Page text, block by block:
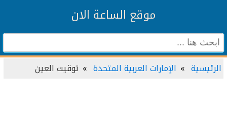
موقع الساعة الان
الرئيسية الإمارات العربية المتحدة توقيت العين